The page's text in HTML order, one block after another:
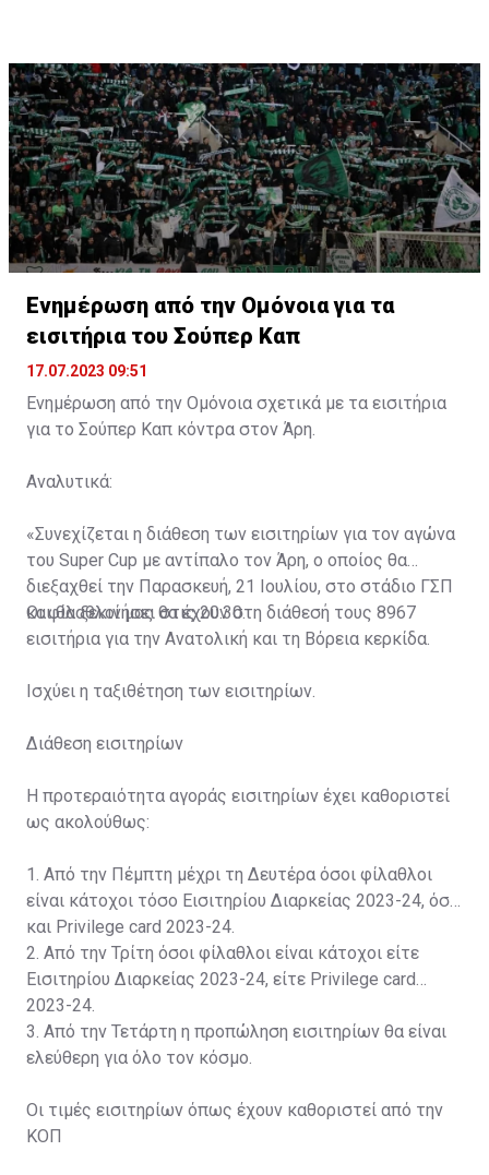
Ενημέρωση από την Ομόνοια για τα
εισιτήρια του Σούπερ Καπ
17.07.2023 09:51
Ενημέρωση από την Ομόνοια σχετικά με τα εισιτήρια
για το Σούπερ Καπ κόντρα στον Άρη.
Αναλυτικά:
«Συνεχίζεται η διάθεση των εισιτηρίων για τον αγώνα
του Super Cup με αντίπαλο τον Άρη, ο οποίος θα
διεξαχθεί την Παρασκευή, 21 Ιουλίου, στο στάδιο ΓΣΠ
και θα ξεκινήσει στις 20:30.
Οι φίλαθλοί μας θα έχουν στη διάθεσή τους 8967
εισιτήρια για την Ανατολική και τη Βόρεια κερκίδα.
Ισχύει η ταξιθέτηση των εισιτηρίων.
Διάθεση εισιτηρίων
Η προτεραιότητα αγοράς εισιτηρίων έχει καθοριστεί
ως ακολούθως:
1. Από την Πέμπτη μέχρι τη Δευτέρα όσοι φίλαθλοι
είναι κάτοχοι τόσο Εισιτηρίου Διαρκείας 2023-24, όσο
και Privilege card 2023-24.
2. Από την Τρίτη όσοι φίλαθλοι είναι κάτοχοι είτε
Εισιτηρίου Διαρκείας 2023-24, είτε Privilege card
2023-24.
3. Από την Τετάρτη η προπώληση εισιτηρίων θα είναι
ελεύθερη για όλο τον κόσμο.
Οι τιμές εισιτηρίων όπως έχουν καθοριστεί από την
ΚΟΠ